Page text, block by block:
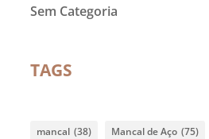
Sem Categoria
TAGS
mancal (38) Mancal de Aço (75)